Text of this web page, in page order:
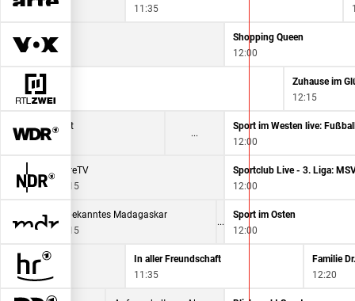
11:35
Queen
Shopping Queen
12:00
Zuhause im
12:15
mit Aussicht
Sport im Westen live:
12:00
mareTV
11:15
Sportclub Live - 3. Liga:
12:00
Unbekanntes Madagaskar
11:15
Sport im Osten
12:00
In aller Freundschaft
11:35
Familie
12:20